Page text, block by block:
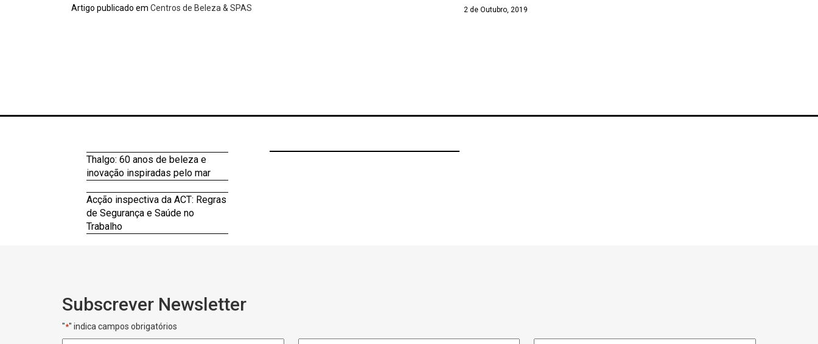
Artigo publicado em Centros de Beleza & SPAS 2 de Outubro, 2019
Thalgo: 60 anos de beleza e
inovação inspiradas pelo mar
Acção inspectiva da ACT: Regras
de Segurança e Saúde no
Trabalho
Subscrever Newsletter
"*" indica campos obrigatórios